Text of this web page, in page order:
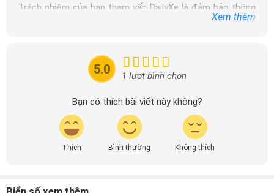
Trách nhiệm của ban tham vấn DailyXe là đảm bảo thông
tin chính xác được đăng tải trên dailyxe.com.vn, thường
tin nhanh chóng và dễ dàng hơn.
Xem thêm
5.0 1 lượt bình chọn
Bạn có thích bài viết này không?
Thích Bình thường Không thích